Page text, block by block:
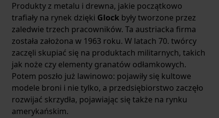
Produkty z metalu i drewna, jakie początkowo
trafiały na rynek dzięki Glock były tworzone przez
zaledwie trzech pracowników. Ta austriacka firma
została założona w 1963 roku. W latach 70. twórcy
zaczęli skupiać się na produktach militarnych, takich
jak noże czy elementy granatów odłamkowych.
Potem poszło już lawinowo: pojawiły się kultowe
modele broni i nie tylko, a przedsiębiorstwo zaczęło
rozwijać skrzydła, pojawiając się także na rynku
amerykańskim.